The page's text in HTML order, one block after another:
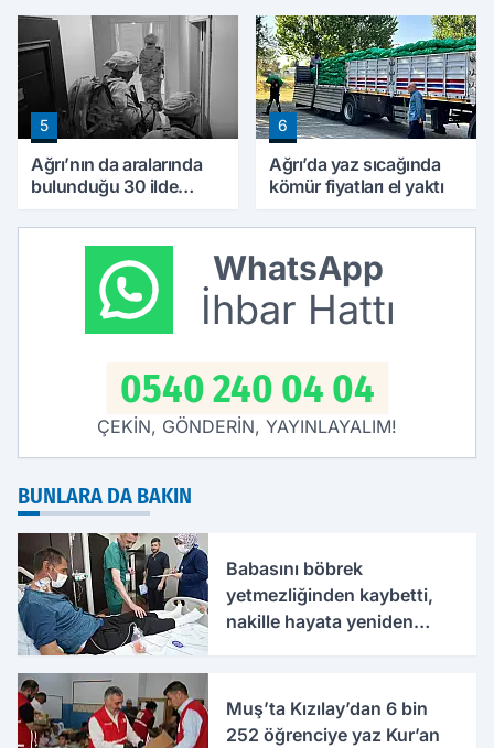
ilgi görüyor
5
Ağrı’nın da aralarında
bulunduğu 30 ilde
şüpheli yakalandı
6
Ağrı’da yaz sıcağında
kömür fiyatları el yaktı
WhatsApp
İhbar Hattı
0540 240 04 04
ÇEKİN, GÖNDERİN, YAYINLAYALIM!
BUNLARA DA BAKIN
Babasını böbrek
yetmezliğinden kaybetti,
nakille hayata yeniden
Muş’ta Kızılay’dan 6 bin
252 öğrenciye yaz Kur’an